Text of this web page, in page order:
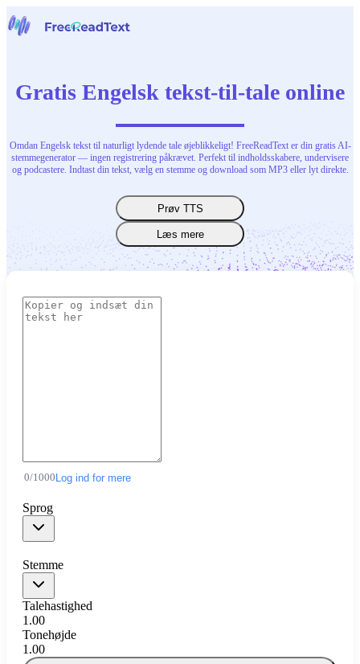
Værktøjer
Kontakt os
Gratis Engelsk tekst-til-tale online
Omdan Engelsk tekst til naturligt lydende tale øjeblikkeligt! FreeReadText er din gratis AI-
stemmegenerator — ingen registrering påkrævet. Perfekt til indholdsskabere, undervisere
og podcastere. Indtast din tekst, vælg en stemme og download som MP3 eller lyt direkte.
Prøv TTS
Læs mere
0/1000 Log ind for mere
Sprog
Stemme
Talehastighed
1.00
Tonehøjde
1.00